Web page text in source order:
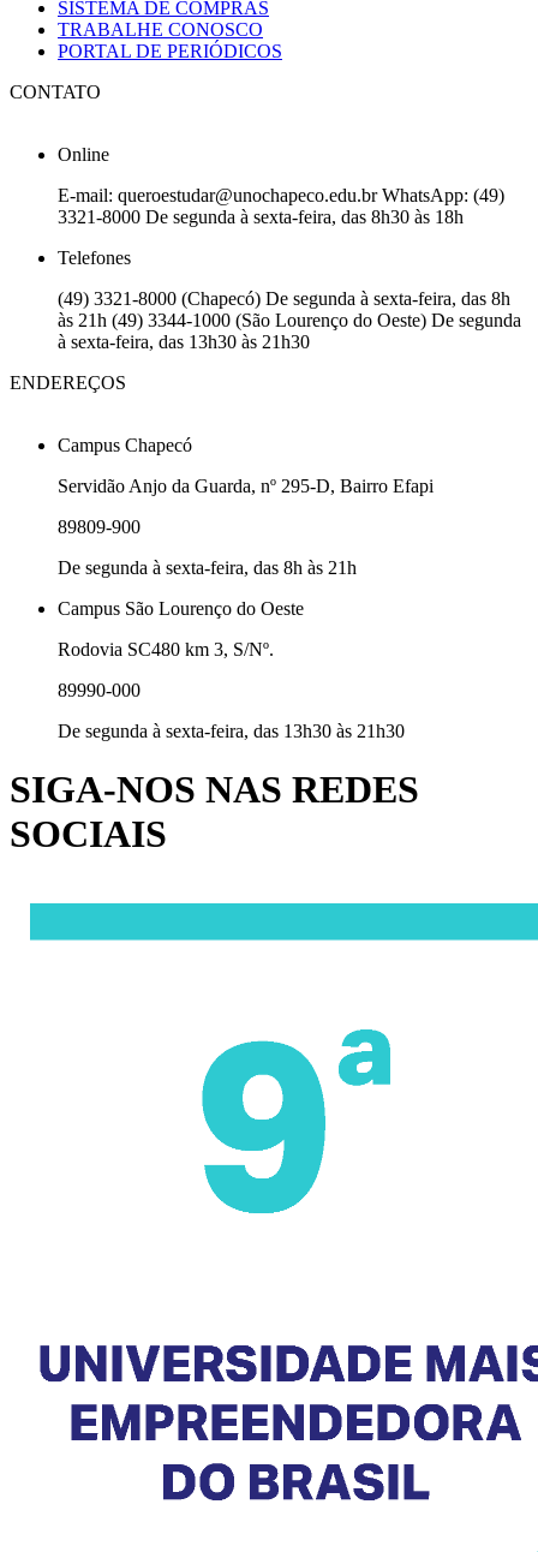
SISTEMA DE COMPRAS
TRABALHE CONOSCO
PORTAL DE PERIÓDICOS
CONTATO
Online
E-mail: queroestudar@unochapeco.edu.br WhatsApp: (49)
3321-8000 De segunda à sexta-feira, das 8h30 às 18h
Telefones
(49) 3321-8000 (Chapecó) De segunda à sexta-feira, das 8h
às 21h (49) 3344-1000 (São Lourenço do Oeste) De segunda
à sexta-feira, das 13h30 às 21h30
ENDEREÇOS
Campus Chapecó
Servidão Anjo da Guarda, nº 295-D, Bairro Efapi
89809-900
De segunda à sexta-feira, das 8h às 21h
Campus São Lourenço do Oeste
Rodovia SC480 km 3, S/Nº.
89990-000
De segunda à sexta-feira, das 13h30 às 21h30
SIGA-NOS NAS REDES
SOCIAIS